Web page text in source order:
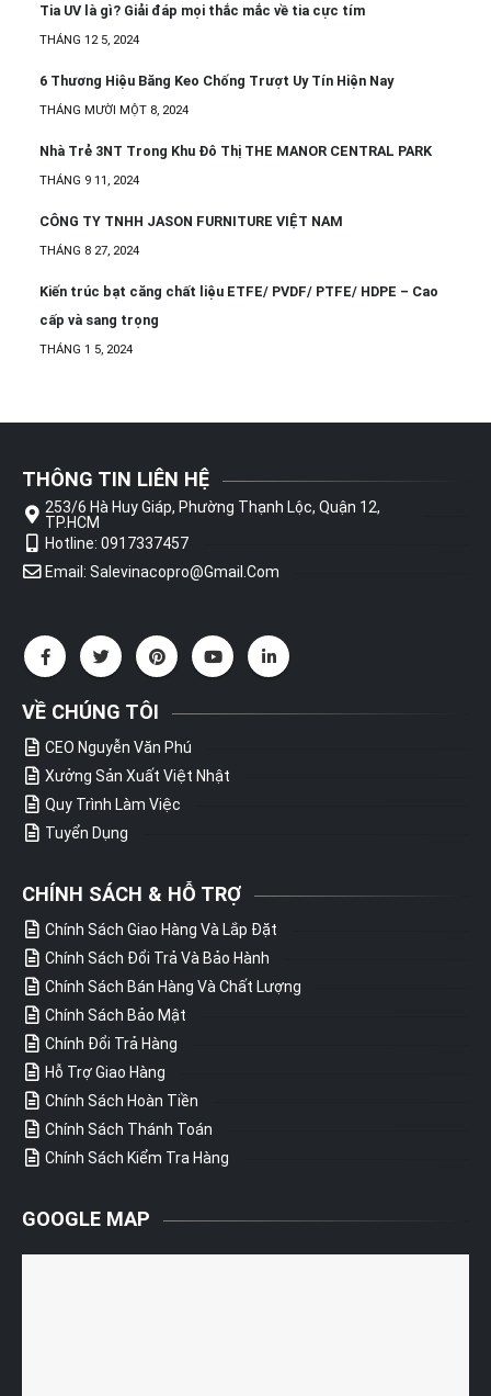
Tia UV là gì? Giải đáp mọi thắc mắc về tia cực tím
THÁNG 12 5, 2024
6 Thương Hiệu Băng Keo Chống Trượt Uy Tín Hiện Nay
THÁNG MƯỜI MỘT 8, 2024
Nhà Trẻ 3NT Trong Khu Đô Thị THE MANOR CENTRAL PARK
THÁNG 9 11, 2024
CÔNG TY TNHH JASON FURNITURE VIỆT NAM
THÁNG 8 27, 2024
Kiến trúc bạt căng chất liệu ETFE/ PVDF/ PTFE/ HDPE – Cao
cấp và sang trọng
THÁNG 1 5, 2024
THÔNG TIN LIÊN HỆ
253/6 Hà Huy Giáp, Phường Thạnh Lộc, Quận 12,
TP.HCM
Hotline: 0917337457
Email: Salevinacopro@gmail.com
VỀ CHÚNG TÔI
CEO Nguyễn Văn Phú
Xưởng Sản Xuất Việt Nhật
Quy Trình Làm Việc
Tuyển Dụng
CHÍNH SÁCH & HỖ TRỢ
Chính Sách Giao Hàng Và Lắp Đặt
Chính Sách Đổi Trả Và Bảo Hành
Chính Sách Bán Hàng Và Chất Lượng
Chính Sách Bảo Mật
Chính Đổi Trả Hàng
Hỗ Trợ Giao Hàng
Chính Sách Hoàn Tiền
Chính Sách Thánh Toán
Chính Sách Kiểm Tra Hàng
GOOGLE MAP